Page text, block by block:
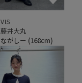
VIS
藤井大丸
ながしー (168cm)